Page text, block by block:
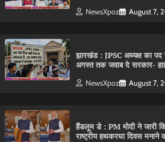
NewsXpoz August 7,
झारखंड : JPSC अध्यक्ष का पद
अगस्त तक जवाब दे सरकार-
NewsXpoz August 7,
हैंडलूम डे : PM मोदी ने जारी
राष्ट्रीय हथकरघा दिवस मनाने